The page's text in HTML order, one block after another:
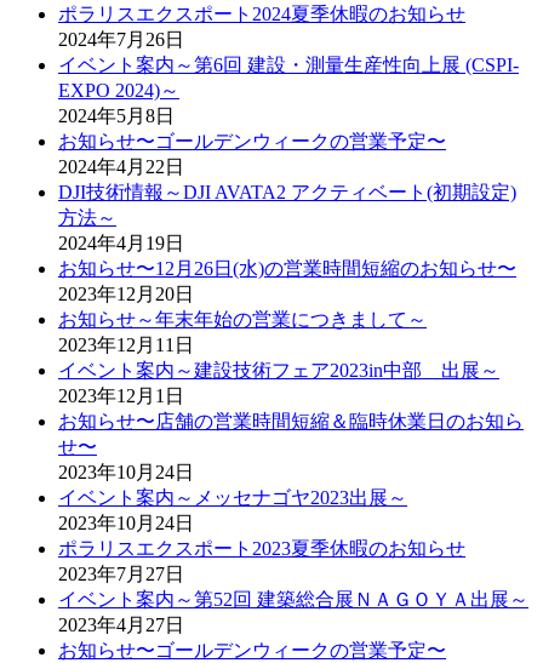
ポラリスエクスポート2024夏季休暇のお知らせ
2024年7月26日
イベント案内～第6回 建設・測量生産性向上展 (CSPI-
EXPO 2024)～
2024年5月8日
お知らせ〜ゴールデンウィークの営業予定〜
2024年4月22日
DJI技術情報～DJI AVATA2 アクティベート(初期設定)
方法～
2024年4月19日
お知らせ〜12月26日(水)の営業時間短縮のお知らせ〜
2023年12月20日
お知らせ～年末年始の営業につきまして～
2023年12月11日
イベント案内～建設技術フェア2023in中部 出展～
2023年12月1日
お知らせ〜店舗の営業時間短縮＆臨時休業日のお知ら
せ〜
2023年10月24日
イベント案内～メッセナゴヤ2023出展～
2023年10月24日
ポラリスエクスポート2023夏季休暇のお知らせ
2023年7月27日
イベント案内～第52回 建築総合展ＮＡＧＯＹＡ出展～
2023年4月27日
お知らせ〜ゴールデンウィークの営業予定〜